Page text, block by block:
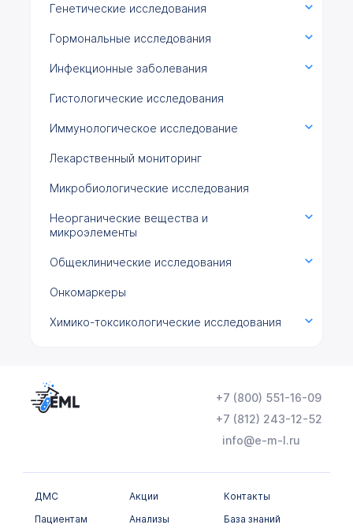
Генетические исследования
Гормональные исследования
Инфекционные заболевания
Гистологические исследования
Иммунологическое исследование
Лекарственный мониторинг
Микробиологические исследования
Неорганические вещества и
микроэлементы
Общеклинические исследования
Онкомаркеры
Химико-токсикологические исследования
+7 (800) 551-16-09
+7 (812) 243-12-52
info@e-m-l.ru
ДМС
Пациентам
Акции
Анализы
Контакты
База знаний